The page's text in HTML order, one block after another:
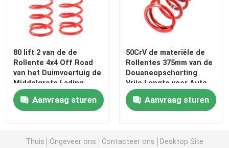
80 lift 2 van de de
Rollente 4x4 Off Road
van het Duimvoertuig de
Middelgrote Lading
Aanvraag sturen
50CrV de materiële de
Rollentes 375mm van de
Douaneopschorting
Vrije Lengte voor Auto
Aanvraag sturen
Thuis Ongeveer ons Contacteer ons Desktop Site